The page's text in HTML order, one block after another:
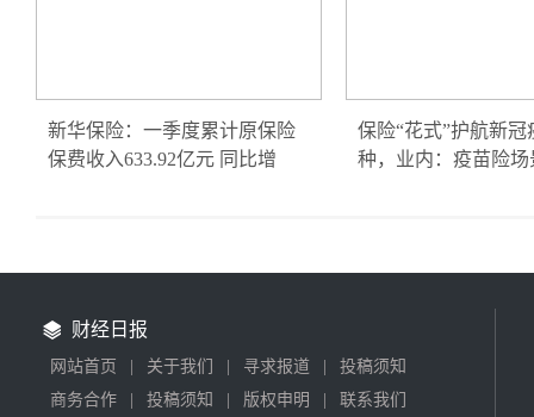
新华保险：一季度累计原保险
保费收入633.92亿元 同比增
保险“花式”护航新冠
种，业内：疫苗险场
财经日报
网站首页 关于我们 寻求报道
投稿须知
商务合作
投稿须知 版权申明 联系我们